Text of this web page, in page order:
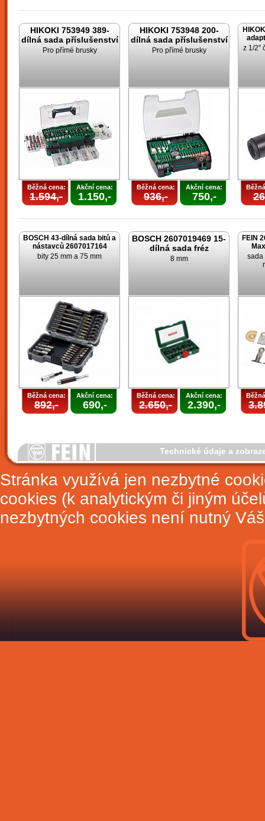
HIKOKI 753949 389-
dílná sada příslušenství
Pro přímé brusky
Běžná cena:
1.594,-
Akční cena:
1.150,-
HIKOKI 753948 200-
dílná sada příslušenství
Pro přímé brusky
Běžná cena:
936,-
Akční cena:
750,-
z 1/2"
BOSCH 43-dílná sada bitů a
nástavců 2607017164
bity 25 mm a 75 mm
Běžná cena:
892,-
Akční cena:
690,-
BOSCH 2607019469 15-
dílná sada fréz
8 mm
Běžná cena:
2.650,-
Akční cena:
2.390,-
FEIN
sada
Technické údaje a
Stránka využívá jen nezbytné
cookies (k analytickým či jiným
nezbytných cookies není nutný